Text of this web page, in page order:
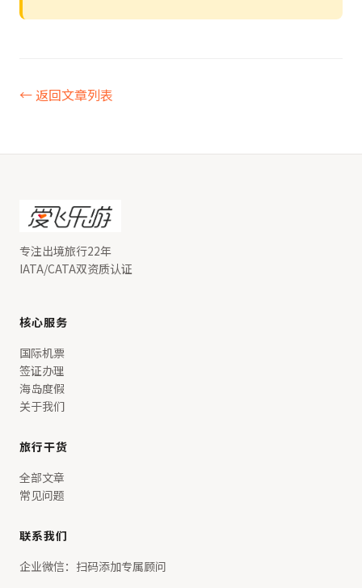
← 返回文章列表
专注出境旅行22年
IATA/CATA双资质认证
核心服务
国际机票
签证办理
海岛度假
关于我们
旅行干货
全部文章
常见问题
联系我们
企业微信：扫码添加专属顾问